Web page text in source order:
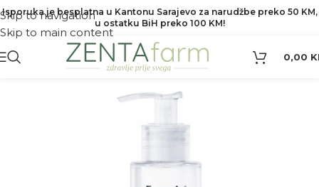
Skip to navigation
Skip to main content
Isporuka je besplatna u Kantonu Sarajevo za narudžbe preko 50 KM,
u ostatku BiH preko 100 KM!
0,00